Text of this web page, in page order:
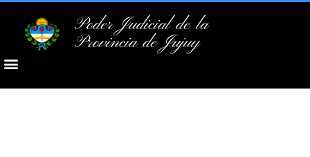
Poder Judicial de la
Provincia de Jujuy